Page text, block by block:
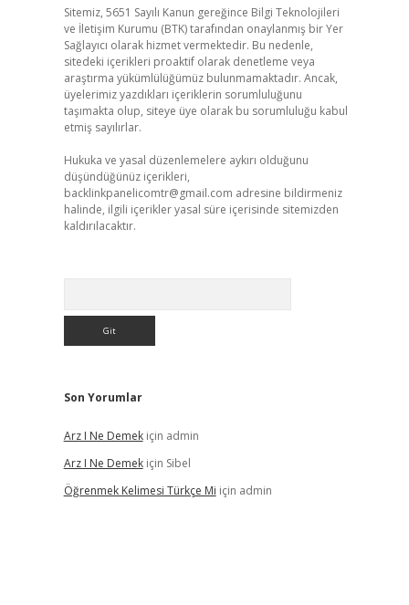
Sitemiz, 5651 Sayılı Kanun gereğince Bilgi Teknolojileri
ve İletişim Kurumu (BTK) tarafından onaylanmış bir Yer
Sağlayıcı olarak hizmet vermektedir. Bu nedenle,
sitedeki içerikleri proaktif olarak denetleme veya
araştırma yükümlülüğümüz bulunmamaktadır. Ancak,
üyelerimiz yazdıkları içeriklerin sorumluluğunu
taşımakta olup, siteye üye olarak bu sorumluluğu kabul
etmiş sayılırlar.
Hukuka ve yasal düzenlemelere aykırı olduğunu
düşündüğünüz içerikleri,
backlinkpanelicomtr@gmail.com adresine bildirmeniz
halinde, ilgili içerikler yasal süre içerisinde sitemizden
kaldırılacaktır.
Son Yorumlar
Arz I Ne Demekiçin admin
Arz I Ne Demekiçin Sibel
Öğrenmek Kelimesi Türkçe Mi için admin